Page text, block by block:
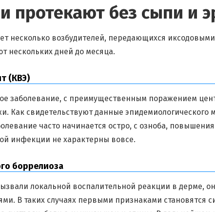
протекают без сыпи и
несколько возбудителей, передающихся
нескольких дней до месяца.
(КВЭ)
заболевание, с преимущественным поражением
Как свидетельствуют данные
часто начинается остро, с озноба,
инфекции не характерны вовсе.
боррелиоза
локальной воспалительной реакции в дерме,
В таких случаях первыми признаками